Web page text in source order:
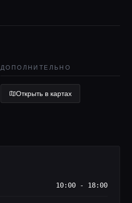
ДОПОЛНИТЕЛЬНО
Открыть в картах
10:00 - 18:00